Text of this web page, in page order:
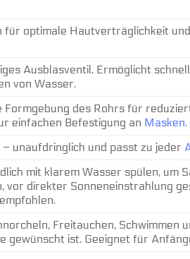
für optimale Hautverträglichkeit
Ausblasventil. Ermöglicht
von Wasser.
des Rohrs für
einfachen Befestigung an Masken.
unaufdringlich und passt zu jeder
mit klarem Wasser spülen, um
vor direkter Sonneneinstrahlung
Freitauchen, Schwimmen
gewünscht ist. Geeignet für